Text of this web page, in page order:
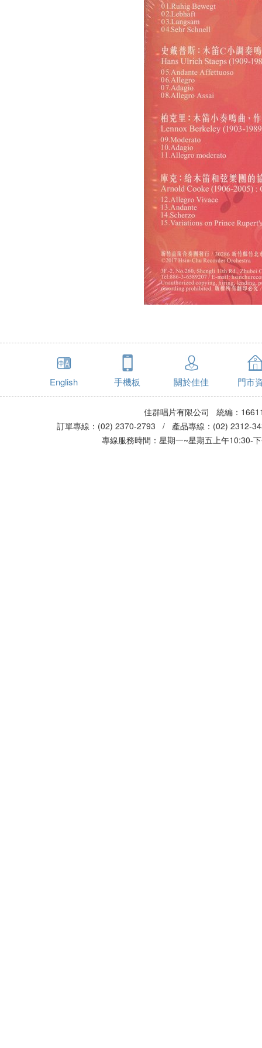
English 手機板 關於佳佳 門市
佳群唱片有限公司 統編：
訂單專線：(02) 2370-2793 / 產品專線：(02)
專線服務時間：星期一~星期五上午10:30-